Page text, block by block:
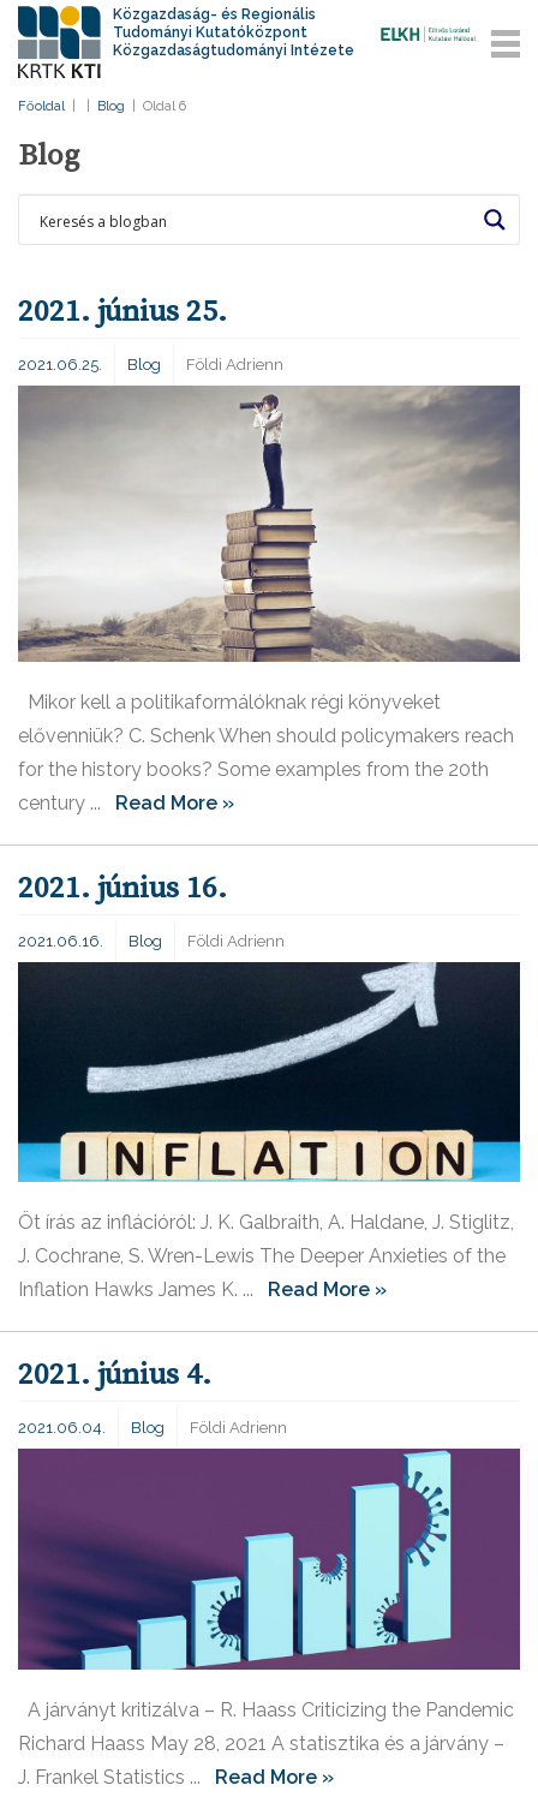
Közgazdaság- és Regionális
Tudományi Kutatóközpont
Közgazdaságtudományi Intézete
Főoldal Blog Oldal 6
Blog
2021. június 25.
2021.06.25. Blog Földi Adrienn
Mikor kell a politikaformálóknak régi könyveket
elővenniük? C. Schenk When should policymakers reach
for the history books? Some examples from the 20th
century ... Read More »
2021. június 16.
2021.06.16. Blog Földi Adrienn
Öt írás az inflációról: J. K. Galbraith, A. Haldane, J. Stiglitz,
J. Cochrane, S. Wren-Lewis The Deeper Anxieties of the
Inflation Hawks James K. ...
Read More »
2021. június 4.
2021.06.04. Blog Földi Adrienn
A járványt kritizálva – R. Haass Criticizing the Pandemic
Richard Haass May 28, 2021 A statisztika és a járvány –
J. Frankel Statistics ... Read More »